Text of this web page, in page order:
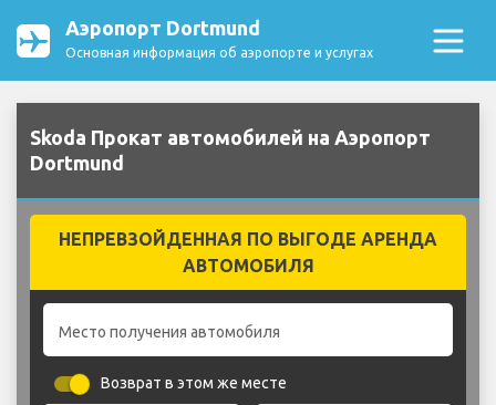
Аэропорт Dortmund
Основная информация об аэропорте и услугах
Skoda Прокат автомобилей на Аэропорт
Dortmund
НЕПРЕВЗОЙДЕННАЯ ПО ВЫГОДЕ АРЕНДА
АВТОМОБИЛЯ
Место получения автомобиля
Возврат в этом же месте